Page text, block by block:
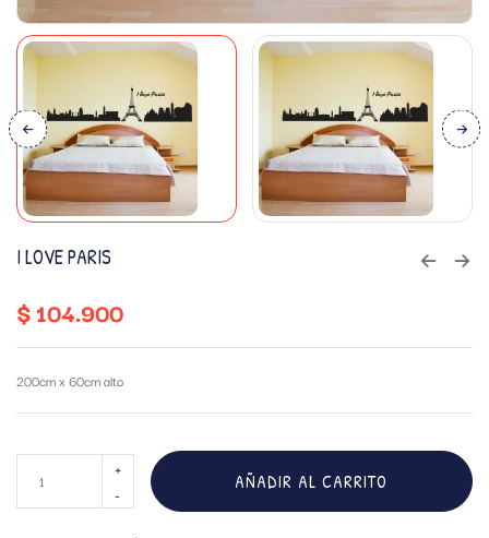
I LOVE PARIS
$104.900
200cm x 60cm alto
AÑADIR AL CARRITO